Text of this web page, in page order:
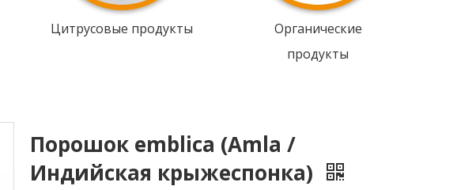
Цитрусовые продукты
Органические
продукты
Порошок emblica (Amla /
Индийская крыжеспонка)